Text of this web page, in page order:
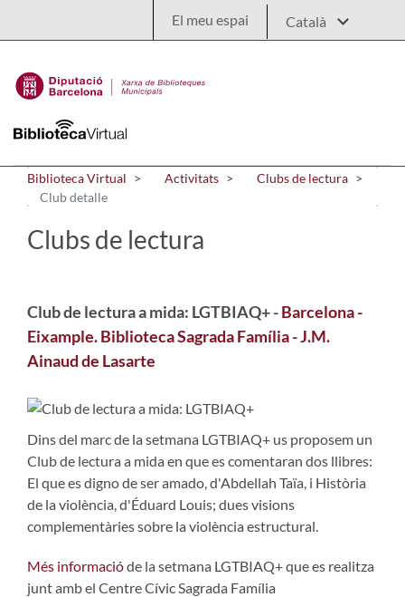
El meu espai
Biblioteca Virtual Activitats
Clubs de lectura
Club detalle
Clubs de lectura
Club de lectura a mida: LGTBIAQ+ -Barcelona -
Eixample. Biblioteca Sagrada Família - J.M.
Ainaud de Lasarte
Dins del marc de la setmana LGTBIAQ+ us proposem un
Club de lectura a mida en que es comentaran dos llibres:
El que es digno de ser amado, d'Abdellah Taïa, i Història
de la violència, d'Éduard Louis; dues visions
complementàries sobre la violència estructural.
Més informacióde la setmana LGTBIAQ+ que es realitza
junt amb el Centre Cívic Sagrada Família